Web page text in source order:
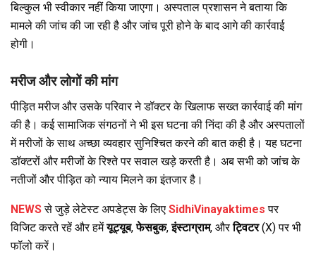
बिल्कुल भी स्वीकार नहीं किया जाएगा। अस्पताल प्रशासन ने बताया कि
मामले की जांच की जा रही है और जांच पूरी होने के बाद आगे की कार्रवाई
होगी।
मरीज और लोगों की मांग
पीड़ित मरीज और उसके परिवार ने डॉक्टर के खिलाफ सख्त कार्रवाई की मांग
की है। कई सामाजिक संगठनों ने भी इस घटना की निंदा की है और अस्पतालों
में मरीजों के साथ अच्छा व्यवहार सुनिश्चित करने की बात कही है। यह घटना
डॉक्टरों और मरीजों के रिश्ते पर सवाल खड़े करती है। अब सभी को जांच के
नतीजों और पीड़ित को न्याय मिलने का इंतजार है।
NEWSसे जुड़े लेटेस्ट अपडेट्स के लिए SidhiVinayaktimes पर
विजिट करते रहें और हमेंयूट्यूब,फेसबुक,इंस्टाग्राम, औरट्विटर(X) पर भी
फॉलो करें।